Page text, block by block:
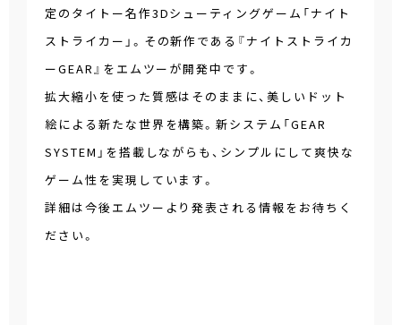
定のタイトー名作3Dシューティングゲーム「ナイト
ストライカー」。その新作である『ナイトストライカ
ーGEAR』をエムツーが開発中です。
拡大縮小を使った質感はそのままに、美しいドット
絵による新たな世界を構築。新システム「GEAR
SYSTEM」を搭載しながらも、シンプルにして爽快な
ゲーム性を実現しています。
詳細は今後エムツーより発表される情報をお待ちく
ださい。